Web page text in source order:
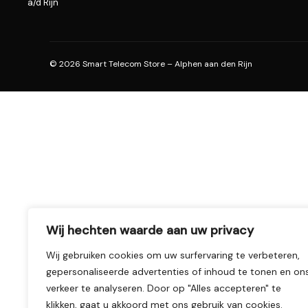
Wij hechten waarde aan uw privacy
Wij gebruiken cookies om uw surfervaring te verbeteren,
gepersonaliseerde advertenties of inhoud te tonen en
verkeer te analyseren. Door op "Alles accepteren" te
klikken, gaat u akkoord met ons gebruik van cookies.
a/d Rijn
© 2026 Smart Telecom Store – Alphen aan den Rijn